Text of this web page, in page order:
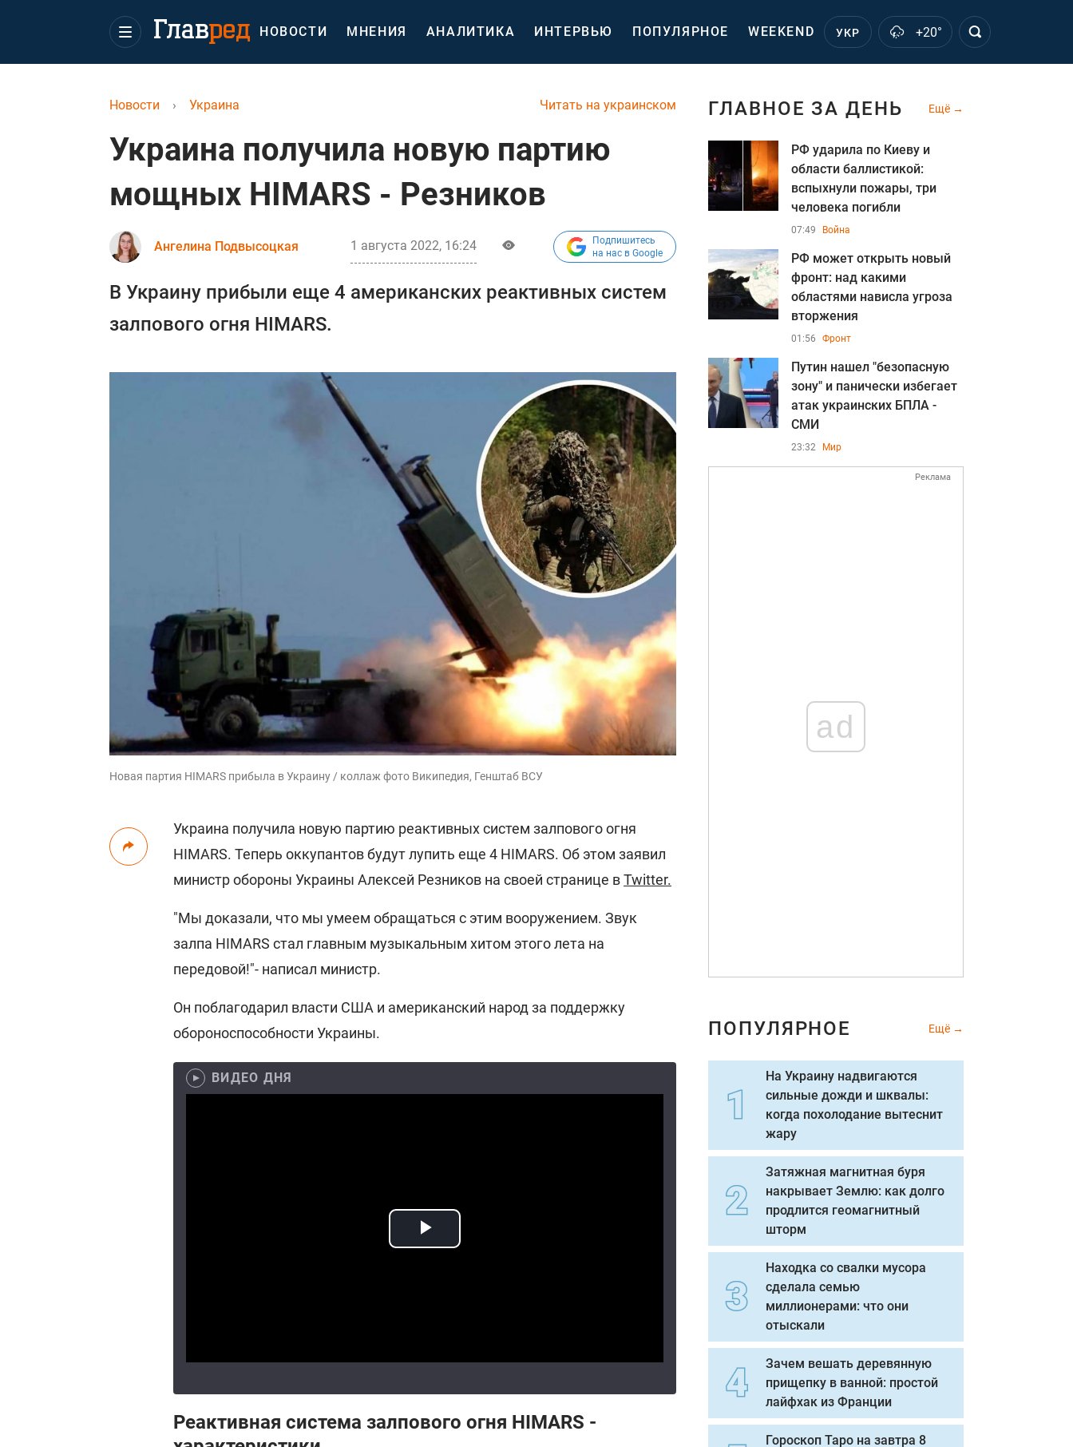
НОВОСТИ МНЕНИЯ АНАЛИТИКА ИНТЕРВЬЮ ПОПУЛЯРНОЕ WEEKEND УКР +20°
Читать на украинском
Новости › Украина
Украина получила новую партию
мощных HIMARS - Резников
Ангелина Подвысоцкая 1 августа 2022, 16:24
Подпишитесь
на нас в Google
В Украину прибыли еще 4 американских реактивных систем
залпового огня HIMARS.
Новая партия HIMARS прибыла в Украину / коллаж фото Википедия, Генштаб ВСУ
Украина получила новую партию реактивных систем залпового огня
HIMARS. Теперь оккупантов будут лупить еще 4 HIMARS. Об этом заявил
министр обороны Украины Алексей Резников на своей странице вTwitter.
"Мы доказали, что мы умеем обращаться с этим вооружением. Звук
залпа HIMARS стал главным музыкальным хитом этого лета на
передовой!"- написал министр.
Он поблагодарил власти США и американский народ за поддержку
обороноспособности Украины.
ВИДЕО ДНЯ
Реактивная система залпового огня HIMARS -
ГЛАВНОЕ ЗА ДЕНЬ Ещё
РФ ударила по Киеву и
области баллистикой:
вспыхнули пожары, три
человека погибли
07:49 Война
РФ может открыть новый
фронт: над какими
областями нависла угроза
вторжения
01:56 Фронт
Путин нашел "безопасную
зону" и панически избегает
атак украинских БПЛА -
СМИ
23:32 Мир
Реклама
ad
ПОПУЛЯРНОЕ Ещё
На Украину надвигаются
сильные дожди и шквалы:
когда похолодание вытеснит
жару
Затяжная магнитная буря
накрывает Землю: как долго
продлится геомагнитный
шторм
Находка со свалки мусора
сделала семью
миллионерами: что они
отыскали
Зачем вешать деревянную
прищепку в ванной: простой
лайфхак из Франции
Гороскоп Таро на завтра 8